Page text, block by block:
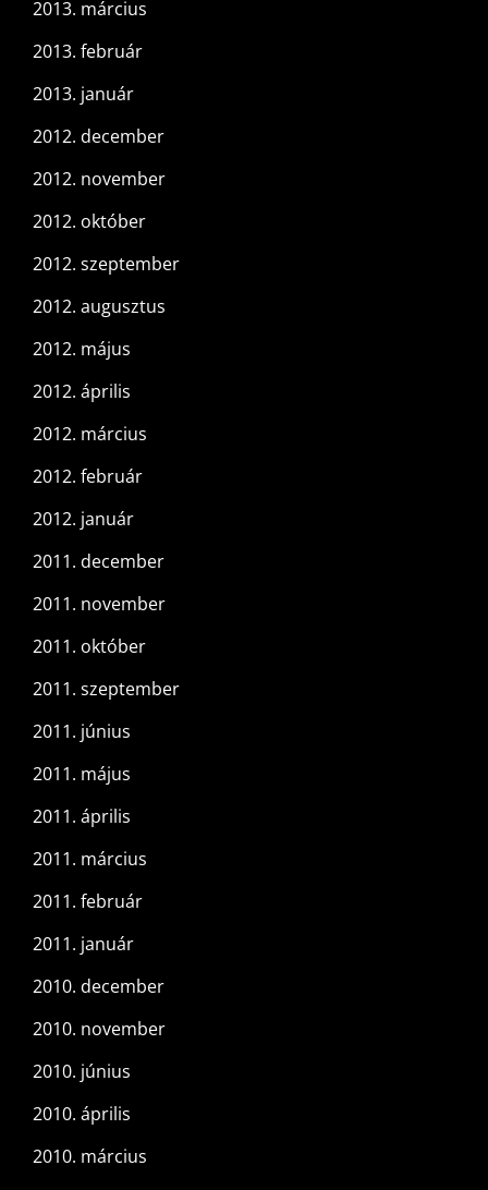
2013. március
2013. február
2013. január
2012. december
2012. november
2012. október
2012. szeptember
2012. augusztus
2012. május
2012. április
2012. március
2012. február
2012. január
2011. december
2011. november
2011. október
2011. szeptember
2011. június
2011. május
2011. április
2011. március
2011. február
2011. január
2010. december
2010. november
2010. június
2010. április
2010. március